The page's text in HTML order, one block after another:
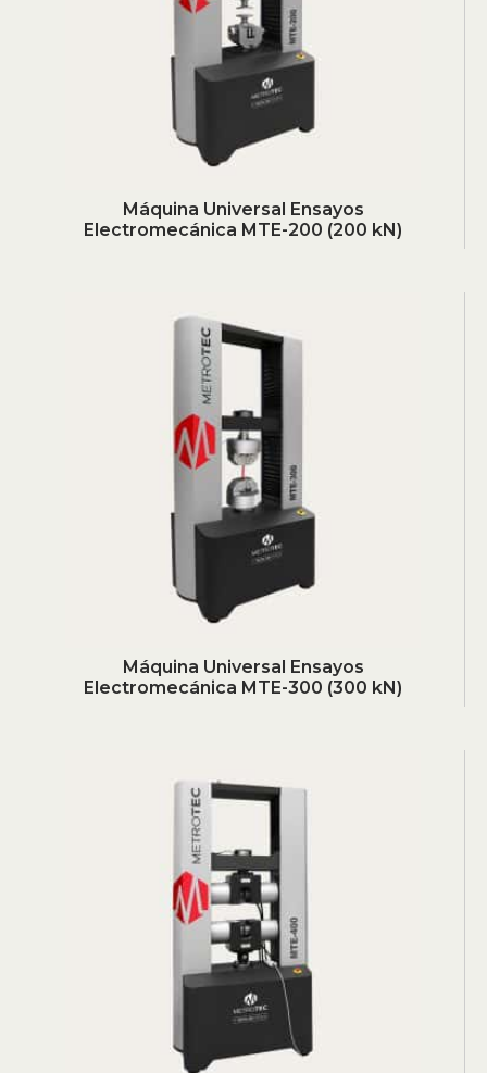
Máquina Universal Ensayos
Electromecánica MTE-200 (200 kN)
Máquina Universal Ensayos
Electromecánica MTE-300 (300 kN)